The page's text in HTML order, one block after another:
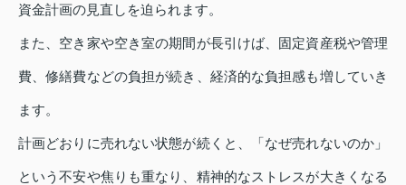
資金計画の見直しを迫られます。
また、空き家や空き室の期間が長引けば、固定資産税や管理
費、修繕費などの負担が続き、経済的な負担感も増していき
ます。
計画どおりに売れない状態が続くと、「なぜ売れないのか」
という不安や焦りも重なり、精神的なストレスが大きくなる